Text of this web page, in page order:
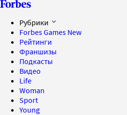
Рубрики
Forbes Games New
Рейтинги
Франшизы
Подкасты
Видео
Life
Woman
Sport
Young